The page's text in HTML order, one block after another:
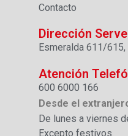
Contacto
Dirección
Esmeralda 611/615,
Atención
600 6000 166
Desde el
De lunes a viernes
Excepto festivos.